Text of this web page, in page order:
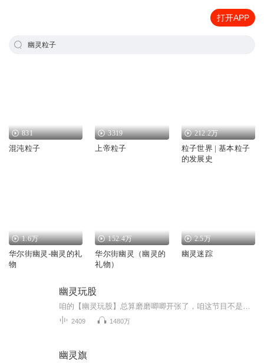
打开APP
幽灵粒子
831
混沌粒子
3319
上帝粒子
212.2万
粒子世界 | 基本粒子
的发展史
1.6万
华尔街幽灵-幽灵的礼
物
152.4万
华尔街幽灵（幽灵的
礼物）
2.5万
幽灵迷踪
幽灵玩股
2409 1480万
幽灵旗